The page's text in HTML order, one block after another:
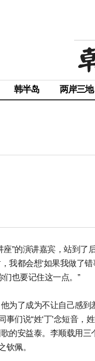
韩半岛 两岸三地
”的演讲嘉宾，站到了
我都会想‘如果我做了
也要记住这一点。”
为了成为不让自己感
们说“姓‘丁’念短音，
的安益泰。李顺载用
钦佩。